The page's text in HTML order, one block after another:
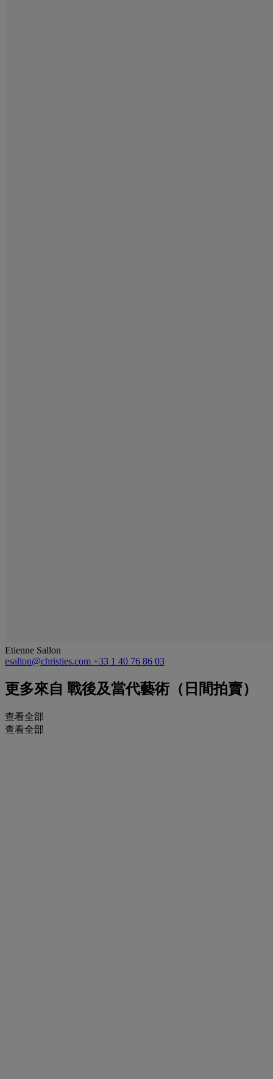
Etienne Sallon
esallon@christies.com +33 1 40 76 86 03
更多來自 戰後及當代藝術（日間拍賣）
查看全部
查看全部